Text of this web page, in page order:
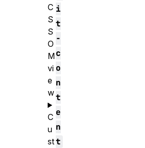
i
t
-
c
o
n
t
e
n
t
C
S
S
O
M
vi
e
w
C
u
st